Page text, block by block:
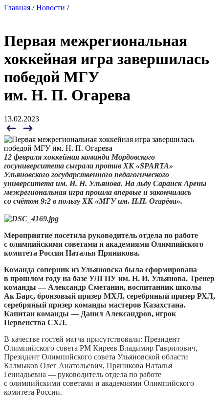
Главная /Новости /
Первая межрегиональная
хоккейная игра завершилась
победой МГУ
им. Н. П. Огарева
13.02.2023
12 февраля хоккейная команда Мордовского
госуниверситета сыграла против ХК «SPARTA»
Ульяновского государственного педагогического
университета им. И. Н. Ульянова. На льду Саранск Арены
межрегиональная игра прошла впервые и закончилась
со счётом 9:2 в пользу ХК «МГУ им. Н.П. Огарёва».
Мероприятие посетила руководитель отдела по работе
с олимпийскими советами и академиями Олимпийского
комитета России Наталья Пряникова.
Команда соперник из Ульяновска была сформирована
в прошлом году на базе УЛГПУ им. Н. И. Ульянова. Тренер
команды — Александр Сметанин, воспитанник школы
Ак Барс, бронзовый призер МХЛ, серебряный призер РХЛ,
серебряный призер команды мастеров Казахстана.
Капитан команды — Данил Александров, игрок
Первенства СХЛ.
В качестве гостей матча присутствовали: Президент
Олимпийского совета РМ Киреев Владимир Гаврилович,
Президент Олимпийского совета Ульяновской области
Калмыков Олег Анатольевич, Пряникова Наталья
Геннадьевна — руководитель отдела по работе
с олимпийскими советами и академиями Олимпийского
комитета России.